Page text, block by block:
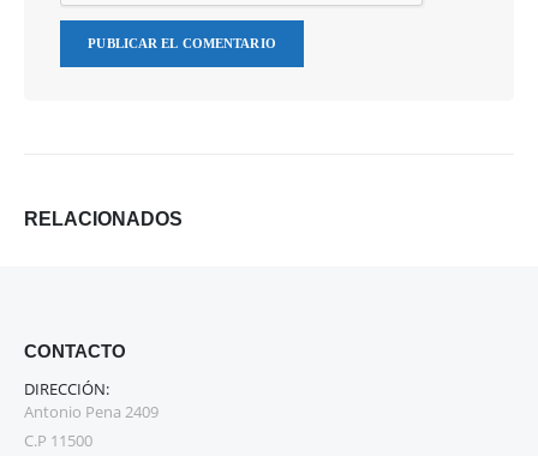
RELACIONADOS
CONTACTO
DIRECCIÓN:
Antonio Pena 2409
C.P 11500